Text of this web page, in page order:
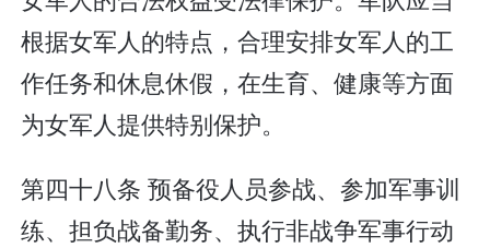
根据女军人的特点，合理安排女军人的工
作任务和休息休假，在生育、健康等方面
为女军人提供特别保护。
第四十八条 预备役人员参战、参加军事训
练、担负战备勤务、执行非战争军事行动